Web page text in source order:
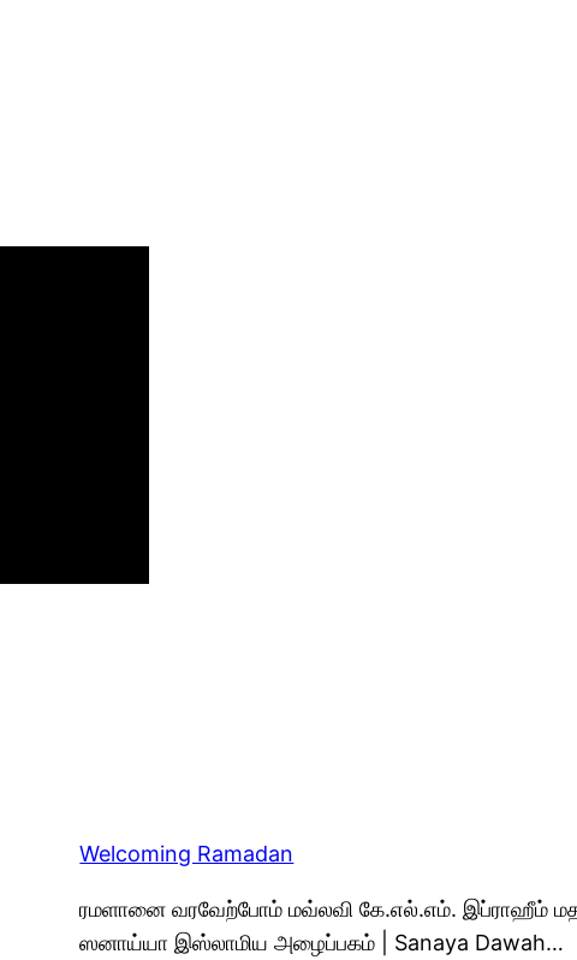
Welcoming Ramadan
ரமளானை வரவேற்போம் மவ்லவி கே.எல்.எம். இப்ராஹீம்
ஸனாய்யா இஸ்லாமிய அழைப்பகம் | Sanaya Dawah…